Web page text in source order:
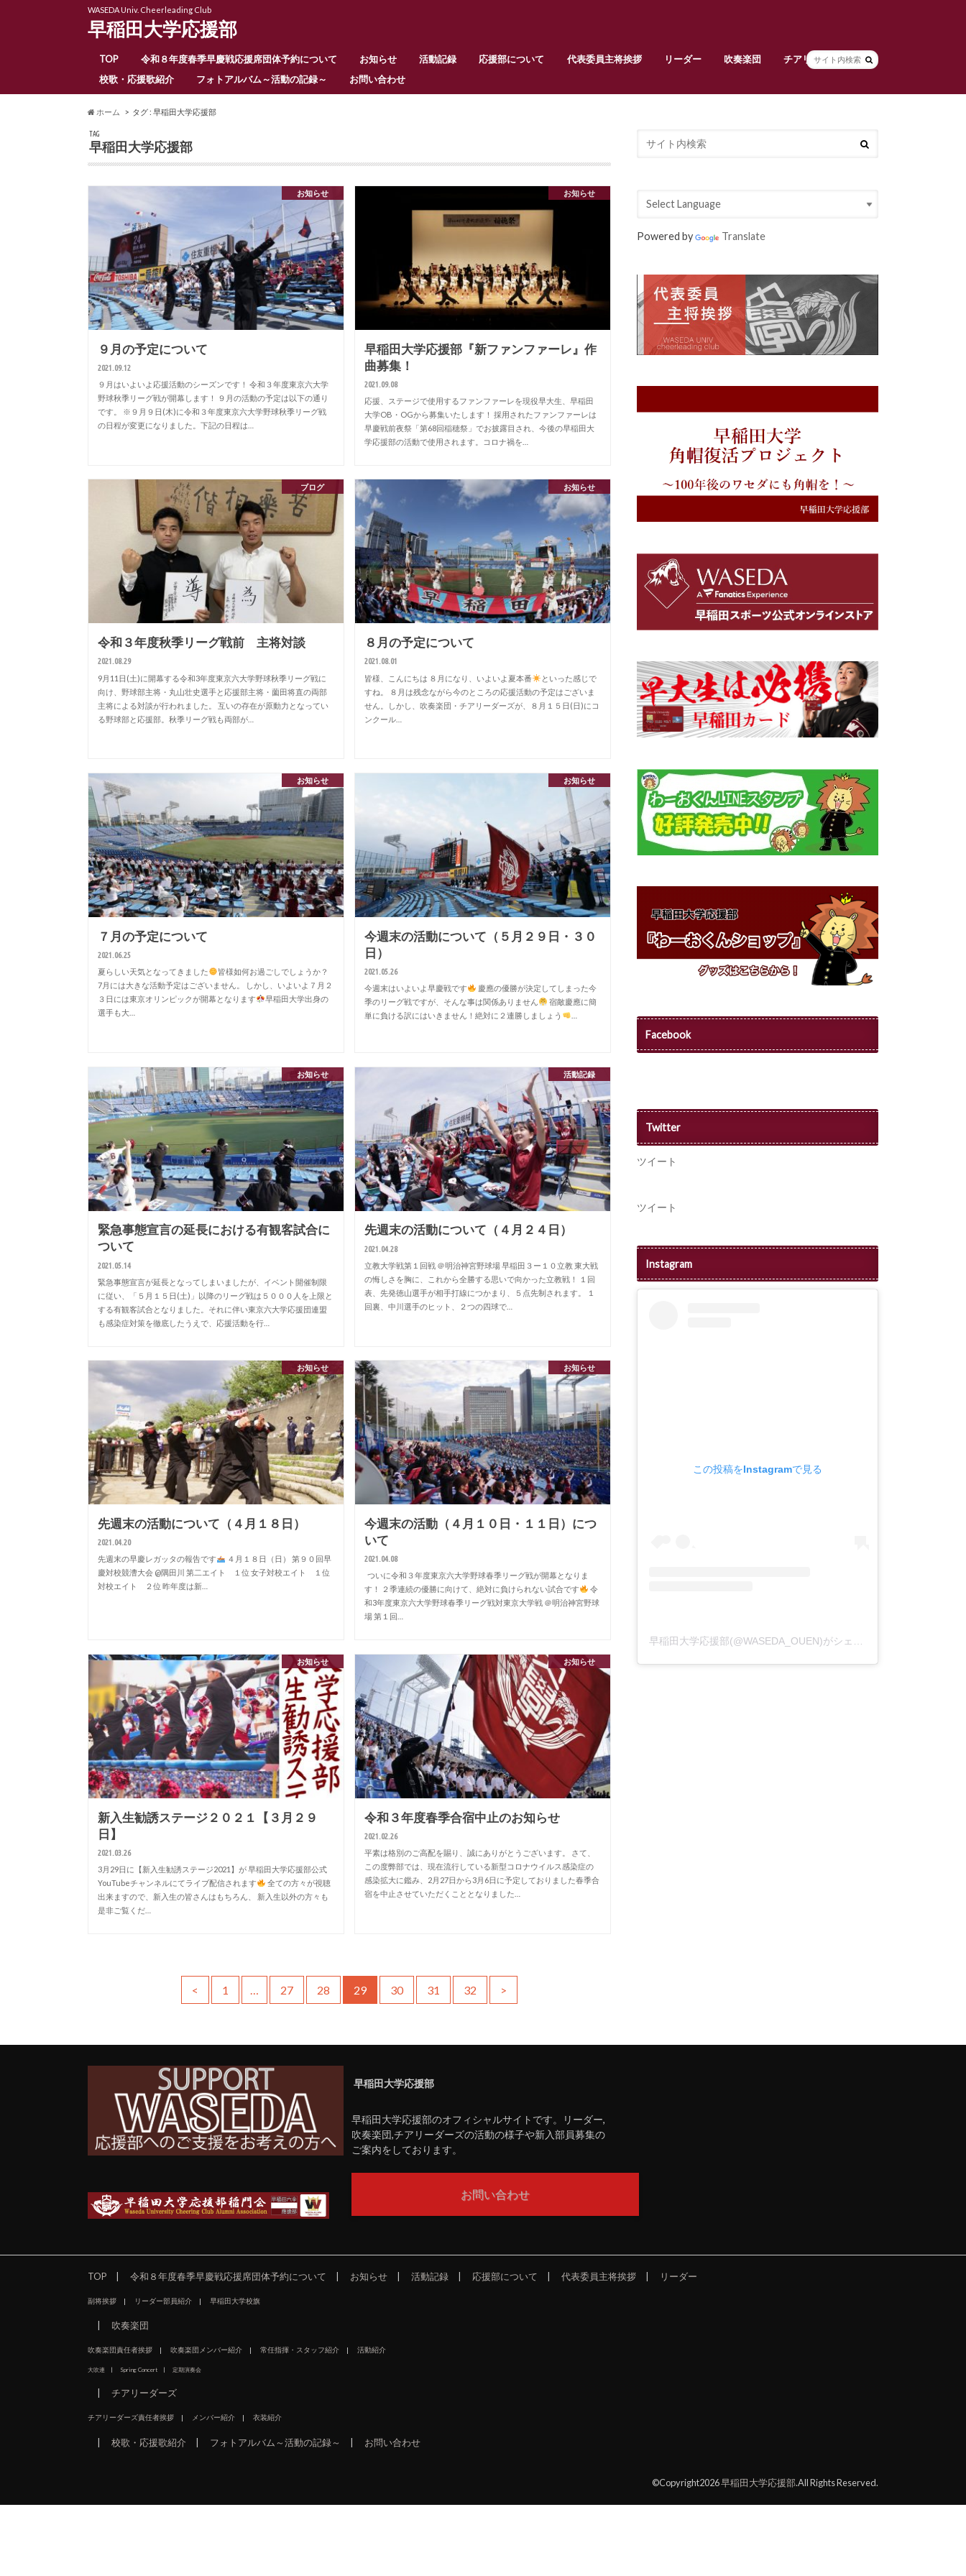
WASEDA Univ. Cheerleading Club
早稲田大学応援部
TOP 令和８年度春季早慶戦応援席団体予約について お知らせ 活動記録 応援部について 代表委員主将挨拶 リーダー 吹奏楽団 チアリーダーズ
校歌・応援歌紹介 フォトアルバム～活動の記録～ お問い合わせ
ホーム タグ : 早稲田大学応援部
TAG
早稲田大学応援部
お知らせ
９月の予定について
2021.09.12
９月はいよいよ応援活動のシーズンです！ 令和３年度東京六大学
野球秋季リーグ戦が開幕します！ ９月の活動の予定は以下の通り
です。 ※９月９日(木)に令和３年度東京六大学野球秋季リーグ戦
の日程が変更になりました。下記の日程は…
お知らせ
早稲田大学応援部『新ファンファーレ』作
曲募集！
2021.09.08
応援、ステージで使用するファンファーレを現役早大生、早稲田
大学OB・OGから募集いたします！ 採用されたファンファーレは
早慶戦前夜祭「第68回稲穂祭」でお披露目され、今後の早稲田大
学応援部の活動で使用されます。コロナ禍を…
ブログ
令和３年度秋季リーグ戦前 主将対談
2021.08.29
9月11日(土)に開幕する令和3年度東京六大学野球秋季リーグ戦に
向け、野球部主将・丸山壮史選手と応援部主将・薗田将直の両部
主将による対談が行われました。 互いの存在が原動力となってい
る野球部と応援部。秋季リーグ戦も両部が…
お知らせ
８月の予定について
2021.08.01
皆様、こんにちは ８月になり、いよいよ夏本番
といった感じで
すね。 ８月は残念ながら今のところの応援活動の予定はございま
せん。しかし、吹奏楽団・チアリーダーズが、８月１５日(日)にコ
ンクール…
お知らせ
７月の予定について
2021.06.25
夏らしい天気となってきました
皆様如何お過ごしでしょうか？
7月には大きな活動予定はございません。 しかし、いよいよ７月２
３日には東京オリンピックが開幕となります
早稲田大学出身の
選手も大…
お知らせ
今週末の活動について（５月２９日・３０
日）
2021.05.26
今週末はいよいよ早慶戦です
慶應の優勝が決定してしまった今
季のリーグ戦ですが、そんな事は関係ありません
宿敵慶應に簡
単に負ける訳にはいきません！絶対に２連勝しましょう
お知らせ
緊急事態宣言の延長における有観客試合に
ついて
2021.05.14
緊急事態宣言が延長となってしまいましたが、イベント開催制限
に従い、「５月１５日(土)」以降のリーグ戦は５０００人を上限と
する有観客試合となりました。それに伴い東京六大学応援団連盟
も感染症対策を徹底したうえで、応援活動を行…
活動記録
先週末の活動について（４月２４日）
2021.04.28
立教大学戦第１回戦 ＠明治神宮野球場 早稲田３ー１０立教 東大戦
の悔しさを胸に、これから全勝する思いで向かった立教戦！ １回
表、先発徳山選手が相手打線につかまり、５点先制されます。 １
回裏、中川選手のヒット、２つの四球で…
お知らせ
先週末の活動について（４月１８日）
2021.04.20
先週末の早慶レガッタの報告です
４月１８日（日） 第９０回早
慶対校競漕大会 @隅田川 第二エイト １位 女子対校エイト １位
対校エイト ２位 昨年度は新…
お知らせ
今週末の活動（４月１０日・１１日）につ
いて
2021.04.08
ついに令和３年度東京六大学野球春季リーグ戦が開幕となりま
す！ ２季連続の優勝に向けて、絶対に負けられない試合です
令
和3年度東京六大学野球春季リーグ戦対東京大学戦 ＠明治神宮野球
場 第１回…
お知らせ
新入生勧誘ステージ２０２１【３月２９
日】
2021.03.26
3月29日に【新入生勧誘ステージ2021】が 早稲田大学応援部公式
YouTubeチャンネルにてライブ配信されます
全ての方々が視聴
出来ますので、新入生の皆さんはもちろん、 新入生以外の方々も
是非ご覧くだ…
お知らせ
令和３年度春季合宿中止のお知らせ
2021.02.26
平素は格別のご高配を賜り、誠にありがとうございます。 さて、
この度弊部では、現在流行している新型コロナウイルス感染症の
感染拡大に鑑み、2月27日から3月6日に予定しておりました春季合
宿を中止させていただくこととなりました…
< 1 … 27 28 29 30 31 32 >
Powered by Translate
Facebook
Twitter
ツイート
ツイート
Instagram
この投稿をInstagramで見る
早稲田大学応援部
早稲田大学応援部のオフィシャルサイトです。リーダー,
吹奏楽団,チアリーダーズの活動の様子や新入部員募集の
ご案内をしております。
お問い合わせ
TOP 令和８年度春季早慶戦応援席団体予約について お知らせ 活動記録 応援部について 代表委員主将挨拶 リーダー
副将挨拶 リーダー部員紹介 早稲田大学校旗
吹奏楽団
吹奏楽団責任者挨拶 吹奏楽団メンバー紹介 常任指揮・スタッフ紹介 活動紹介
大吹連 Spring Concert 定期演奏会
チアリーダーズ
チアリーダーズ責任者挨拶 メンバー紹介 衣装紹介
校歌・応援歌紹介 フォトアルバム～活動の記録～ お問い合わせ
©Copyright2026早稲田大学応援部.All Rights Reserved.